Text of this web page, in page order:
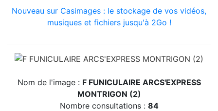
Nouveau sur Casimages : le stockage de vos vidéos,
musiques et fichiers jusqu'à 2Go !
Nom de l'image : F FUNICULAIRE ARCS'EXPRESS
MONTRIGON (2)
Nombre consultations : 84